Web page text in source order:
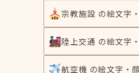
宗教施設 の絵文字
陸上交通 の絵文字
航空機 の絵文字・